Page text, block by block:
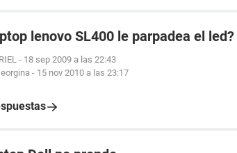
lenovo SL400 le parpadea el led?
- 18 sep 2009 a las 22:43
- 15 nov 2010 a las 23:17